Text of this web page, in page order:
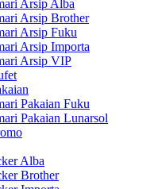
Arsip Alba
Arsip Brother
Arsip Fuku
Arsip Importa
Arsip VIP
Pakaian Fuku
Pakaian Lunarsol
Alba
Brother